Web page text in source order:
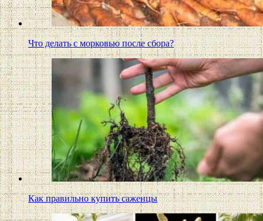
Что делать с морковью после сбора?
Как правильно купить саженцы